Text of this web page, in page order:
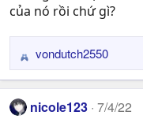
của nó rồi chứ gì?
R
e
a
c
vondutch2550
nicole123 7/4/22